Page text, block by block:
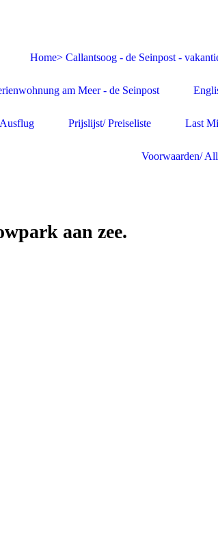
Home> Callantsoog - de Seinpost -
am Meer - de Seinpost
Prijslijst/ Preiseliste Last
Voorwaarden/
aan zee.